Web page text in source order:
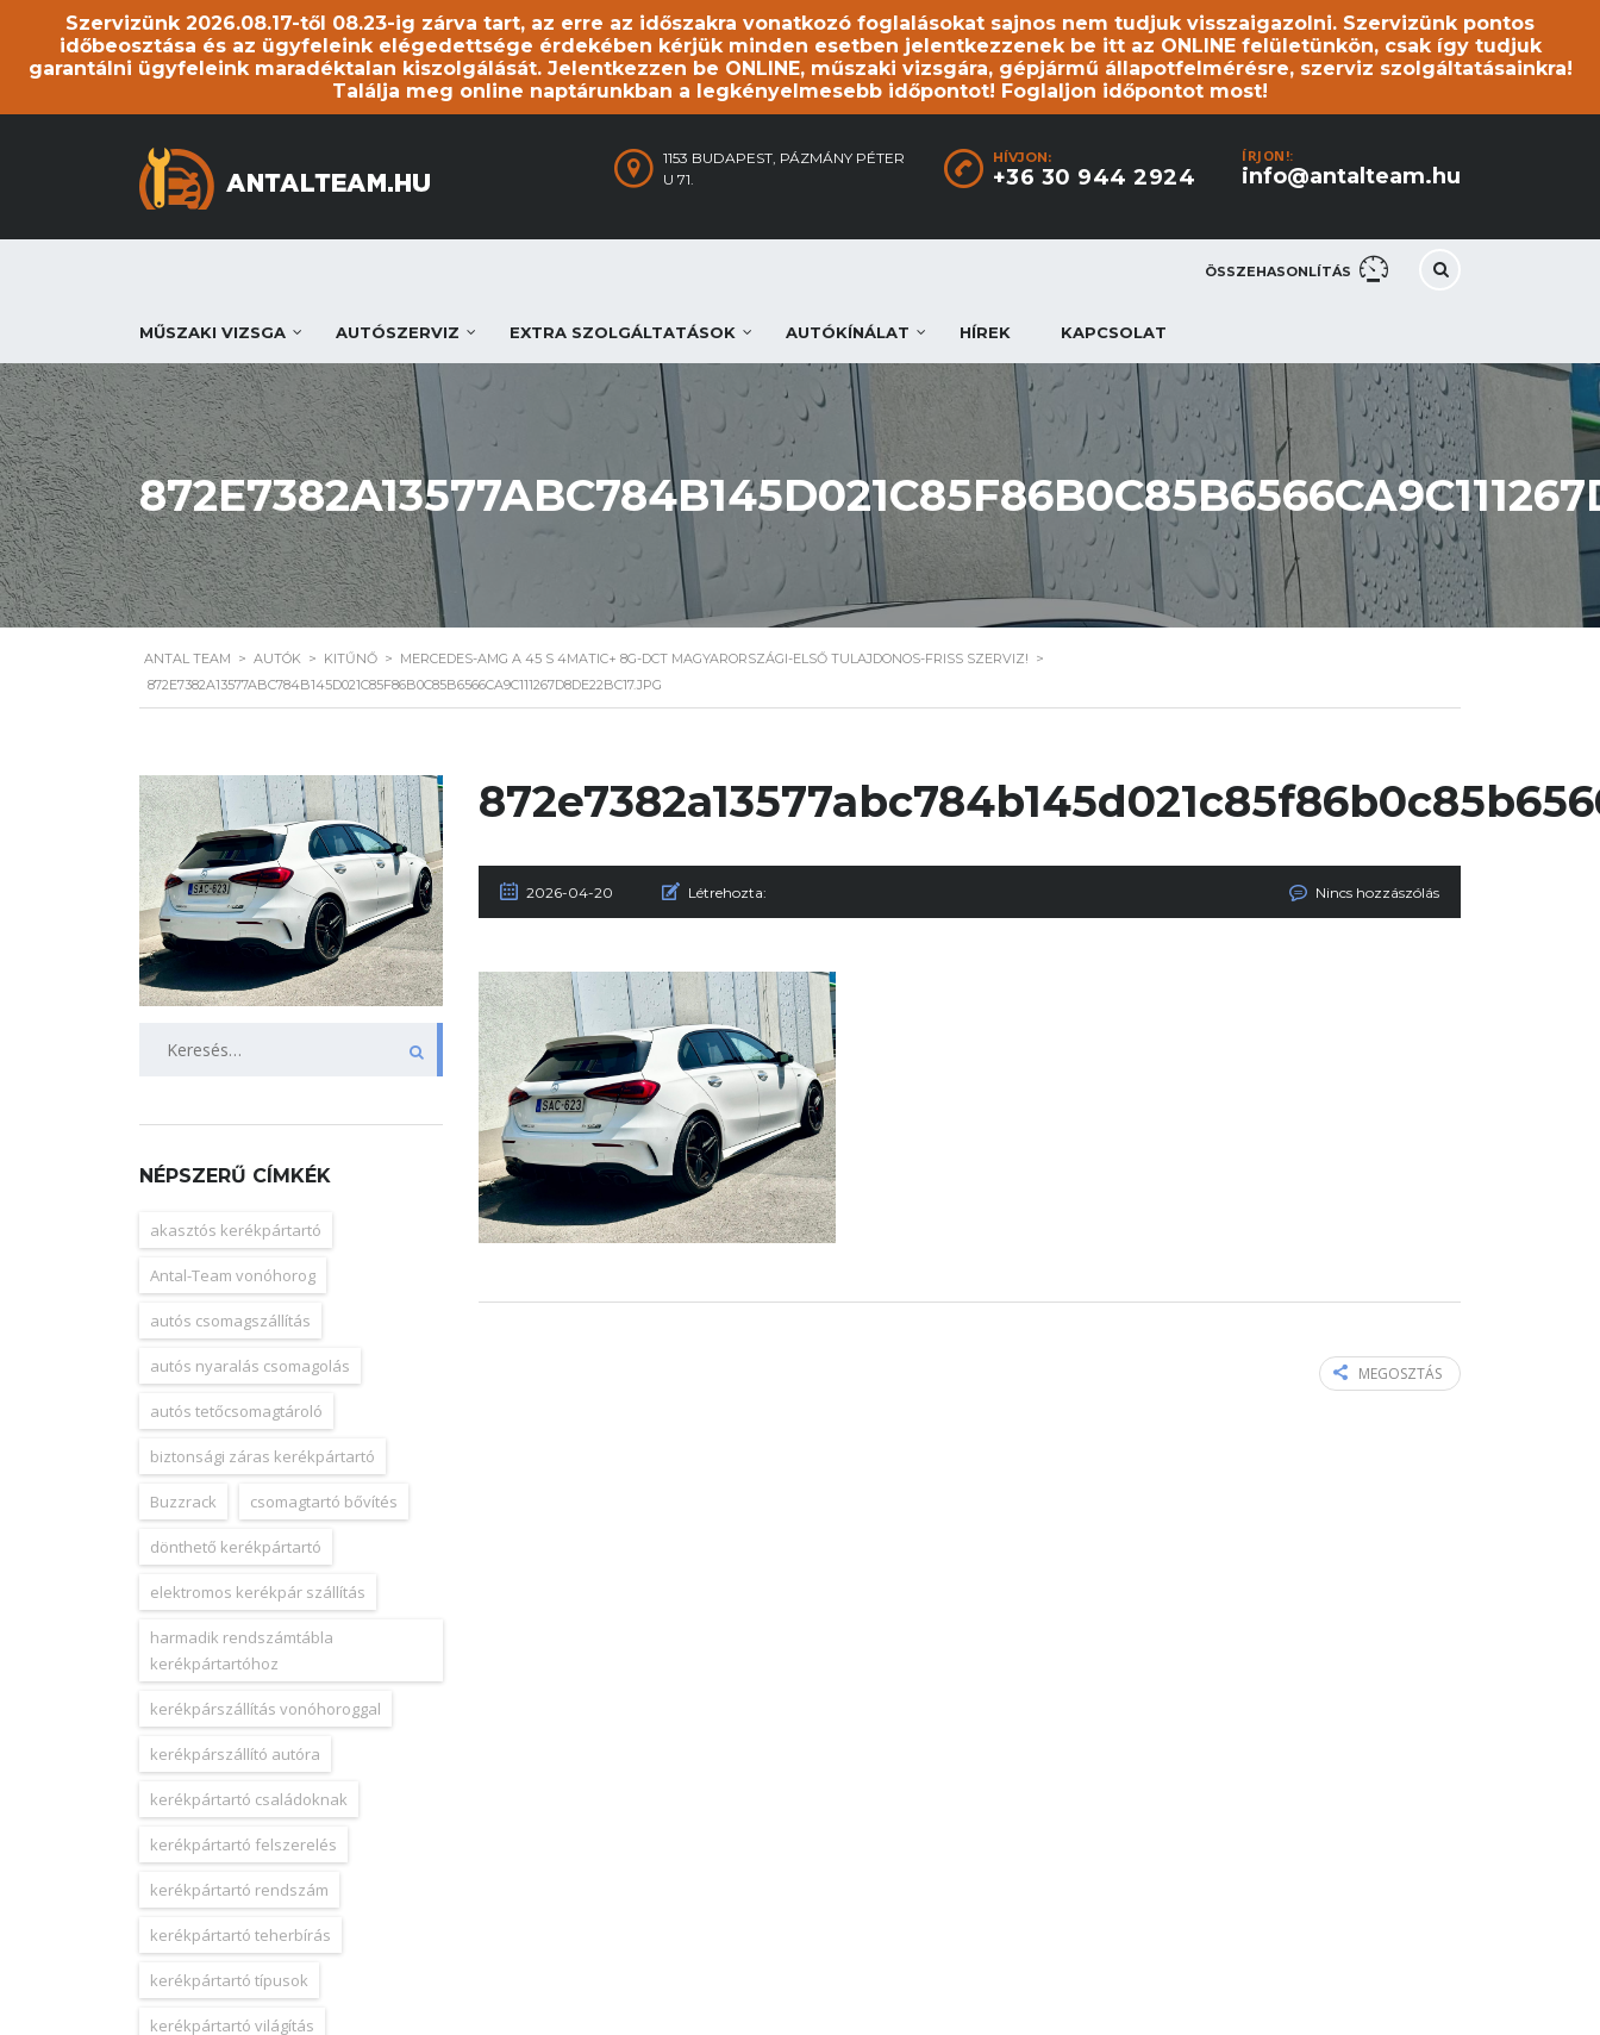
Szervizünk 2026.08.17-től 08.23-ig zárva tart, az erre az időszakra vonatkozó foglalásokat sajnos nem tudjuk visszaigazolni. Szervizünk pontos
időbeosztása és az ügyfeleink elégedettsége érdekében kérjük minden esetben jelentkezzenek be itt az ONLINE felületünkön, csak így tudjuk
garantálni ügyfeleink maradéktalan kiszolgálását. Jelentkezzen be ONLINE, műszaki vizsgára, gépjármű állapotfelmérésre, szerviz szolgáltatásainkra!
Találja meg online naptárunkban a legkényelmesebb időpontot! Foglaljon időpontot most!
ÍRJON!:
info@antalteam.hu
HÍVJON:
+36 30 944 2924
1153 BUDAPEST, PÁZMÁNY PÉTER
U 71.
ÖSSZEHASONLÍTÁS
MŰSZAKI VIZSGA AUTÓSZERVIZ EXTRA SZOLGÁLTATÁSOK AUTÓKÍNÁLAT HÍREK KAPCSOLAT
ANTAL TEAM > AUTÓK > KITŰNŐ > MERCEDES-AMG A 45 S 4MATIC+ 8G-DCT MAGYARORSZÁGI-ELSŐ TULAJDONOS-FRISS SZERVIZ! >
872E7382A13577ABC784B145D021C85F86B0C85B6566CA9C111267D8DE22BC17.JPG
2026-04-20 Létrehozta: Nincs hozzászólás
MEGOSZTÁS
NÉPSZERŰ CÍMKÉK
akasztós kerékpártartó
Antal-Team vonóhorog
autós csomagszállítás
autós nyaralás csomagolás
autós tetőcsomagtároló
biztonsági záras kerékpártartó
Buzzrack csomagtartó bővítés
dönthető kerékpártartó
elektromos kerékpár szállítás
harmadik rendszámtábla
kerékpártartóhoz
kerékpárszállítás vonóhoroggal
kerékpárszállító autóra
kerékpártartó családoknak
kerékpártartó felszerelés
kerékpártartó rendszám
kerékpártartó teherbírás
kerékpártartó típusok
kerékpártartó világítás